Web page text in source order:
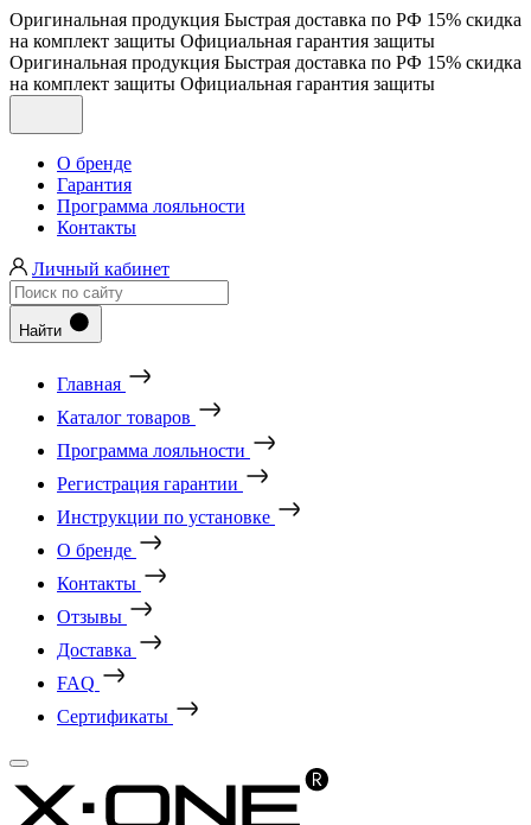
Оригинальная продукция Быстрая доставка по РФ 15% скидка
на комплект защиты Официальная гарантия защиты
Оригинальная продукция Быстрая доставка по РФ 15% скидка
на комплект защиты Официальная гарантия защиты
О бренде
Гарантия
Программа лояльности
Контакты
Личный кабинет
Найти
Главная
Каталог товаров
Программа лояльности
Регистрация гарантии
Инструкции по установке
О бренде
Контакты
Отзывы
Доставка
FAQ
Сертификаты